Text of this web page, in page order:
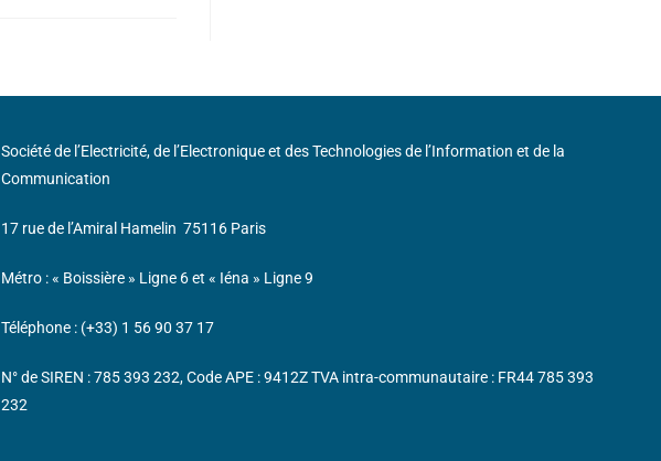
Société de l’Electricité, de l’Electronique et des Technologies de l’Information et de la
Communication
17 rue de l’Amiral Hamelin 75116 Paris
Métro : « Boissière » Ligne 6 et « Iéna » Ligne 9
Téléphone : (+33) 1 56 90 37 17
N° de SIREN : 785 393 232, Code APE : 9412Z TVA intra-communautaire : FR44 785 393
232